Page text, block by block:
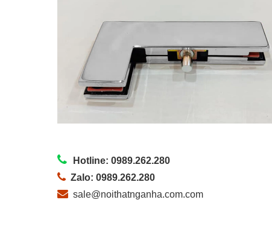
Hotline: 0989.262.280
Zalo: 0989.262.280
sale@noithatnganha.com.com